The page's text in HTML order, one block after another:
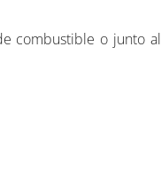
combustible o junto al